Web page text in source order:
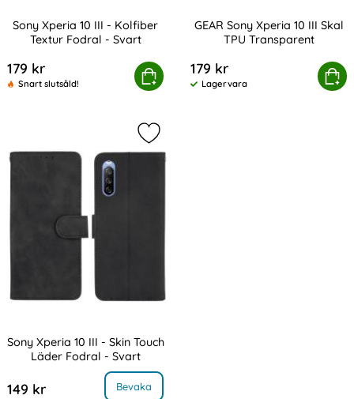
Sony Xperia 10 III - Kolfiber
Textur Fodral - Svart
179 kr
Snart slutsåld!
Köp
Xperia 10 III - Kolfiber Textur Fodral - Svart
GEAR Sony Xperia 10 III Skal
TPU Transparent
179 kr
Tillgänglighet:
Lagervara
Köp
GEAR Sony Xperia 10 III
Sony Xperia 10 III - Skin Touch
Läder Fodral - Svart
149 kr Bevaka
, Sony Xperia 10 III - Skin Touch Läder Fodral - Svart
Markera sony Xperia 10 III - Skin